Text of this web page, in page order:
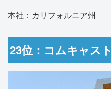
本社：カリフォルニア州
23位：コムキャスト